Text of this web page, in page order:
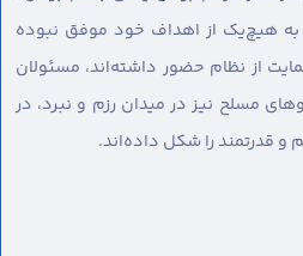
هیچ‌یک از اهداف خود موفق نبوده
از نظام حضور داشته‌اند، مسئولان
مسلح نیز در میدان رزم و نبرد، در
قدرتمند را شکل داده‌اند.